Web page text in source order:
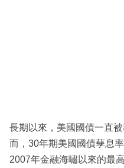
區
長期以來，美國國債一直
而，30年期美國國債孶息
2007年金融海嘯以來的最